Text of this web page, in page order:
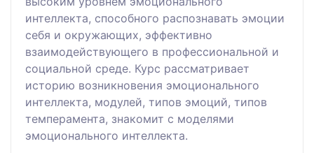
интеллекта, способного распознавать эмоции
себя и окружающих, эффективно
взаимодействующего в профессиональной и
социальной среде. Курс рассматривает
историю возникновения эмоционального
интеллекта, модулей, типов эмоций, типов
темперамента, знакомит с моделями
эмоционального интеллекта.